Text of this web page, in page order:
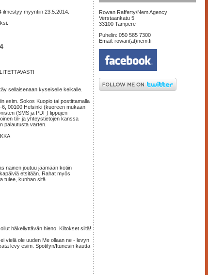
myyntiin 23.5.2014.
sellaisenaan kyseiselle keikalle.
esim. Sokos Kuopio tai postittamalla
00100 Helsinki (kuoreen mukaan
(SMS ja PDF) lippujen
tili- ja yhteystietojen kanssa
palautusta varten.
nainen joutuu jäämään kotiin
etsitään. Rahat myös
tulee, kunhan sitä
häkellyttävän hieno. Kiitokset siitä!
vielä ole uuden Me ollaan ne - levyn
levy esim. Spotifyn/Itunesin kautta
Rowan Rafferty/Nem Agency
Verstaankatu 5
33100 Tampere
Puhelin: 050 585 7300
Email: rowan(at)nem.fi